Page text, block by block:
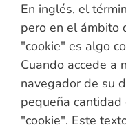
En inglés, el
pero en el ámbito
"cookie" es algo
Cuando accede a
navegador de su
pequeña
"cookie". Este